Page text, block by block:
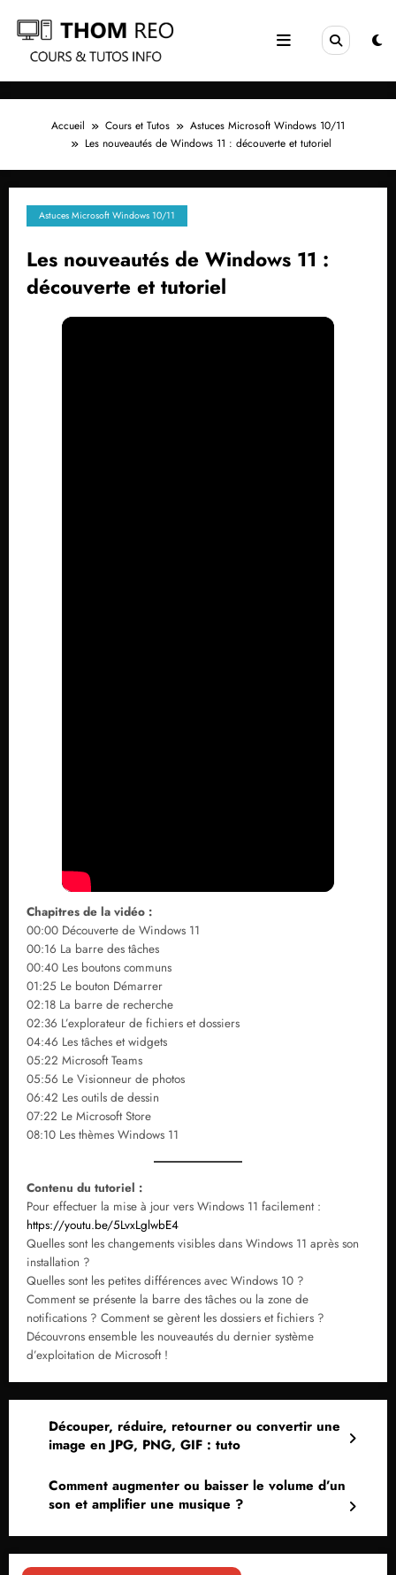
contenu
Accueil Cours et Tutos
Astuces Microsoft Windows 10/11
Les nouveautés de Windows 11 : découverte et tutoriel
Astuces Microsoft Windows 10/11
Les nouveautés de Windows 11 :
découverte et tutoriel
Chapitres de la vidéo :
00:00 Découverte de Windows 11
00:16 La barre des tâches
00:40 Les boutons communs
01:25 Le bouton Démarrer
02:18 La barre de recherche
02:36 L’explorateur de fichiers et dossiers
04:46 Les tâches et widgets
05:22 Microsoft Teams
05:56 Le Visionneur de photos
06:42 Les outils de dessin
07:22 Le Microsoft Store
08:10 Les thèmes Windows 11
Contenu du tutoriel :
Pour effectuer la mise à jour vers Windows 11 facilement :
https://youtu.be/5LvxLglwbE4
Quelles sont les changements visibles dans Windows 11 après son
installation ?
Quelles sont les petites différences avec Windows 10 ?
Comment se présente la barre des tâches ou la zone de
notifications ? Comment se gèrent les dossiers et fichiers ?
Découvrons ensemble les nouveautés du dernier système
d’exploitation de Microsoft !
Découper, réduire, retourner ou convertir une
image en JPG, PNG, GIF : tuto
Comment augmenter ou baisser le volume d’un
son et amplifier une musique ?